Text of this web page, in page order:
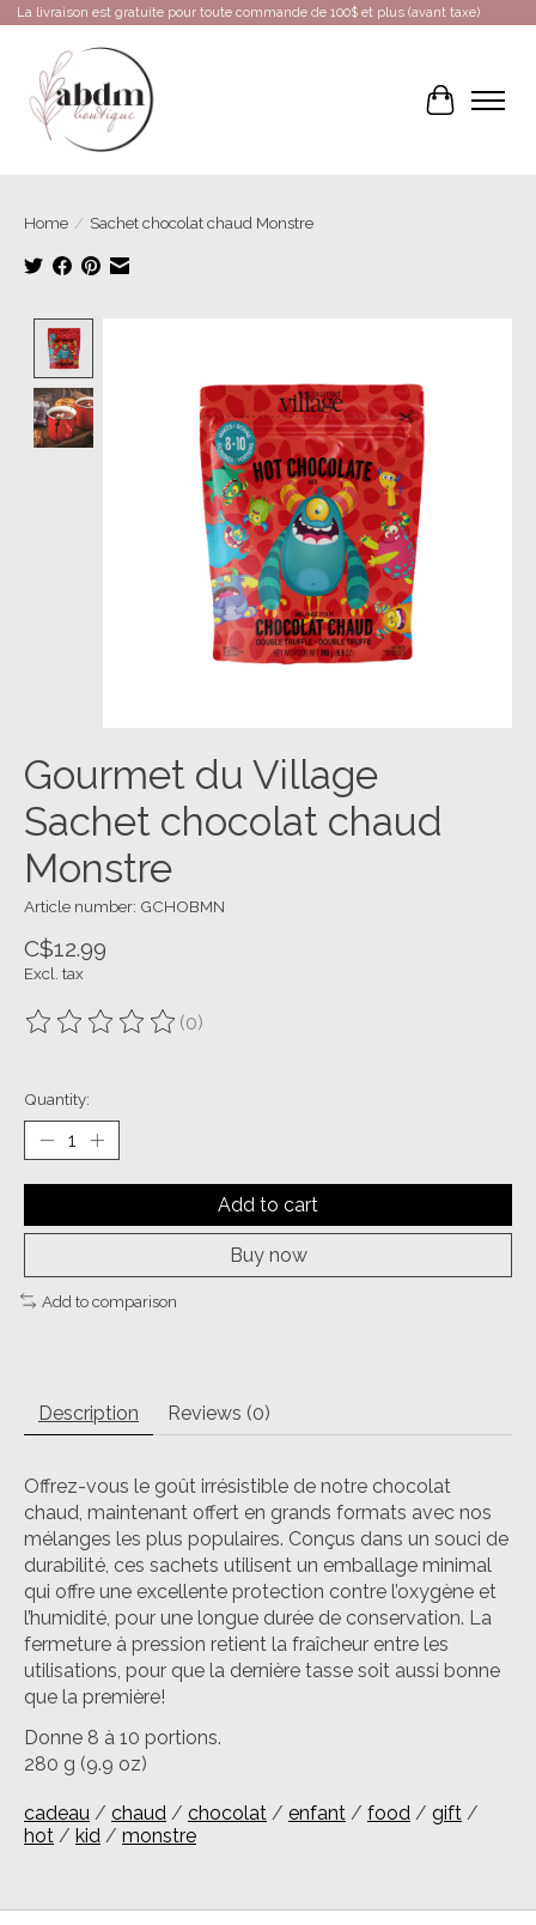
La livraison est gratuite pour toute commande de 100$ et plus (avant taxe)
Cart
Home / Sachet chocolat chaud Monstre
Gourmet du Village
Sachet chocolat chaud
Monstre
Article number: GCHOBMN
C$12.99
Excl. tax
The rating of this product is
(0)
Quantity:
Add to cart
Buy now
Add to comparison
Description Reviews (0)
Offrez-vous le goût irrésistible de notre chocolat
chaud, maintenant offert en grands formats avec nos
mélanges les plus populaires. Conçus dans un souci de
durabilité, ces sachets utilisent un emballage minimal
qui offre une excellente protection contre l’oxygène et
l’humidité, pour une longue durée de conservation. La
fermeture à pression retient la fraîcheur entre les
utilisations, pour que la dernière tasse soit aussi bonne
que la première!
Donne 8 à 10 portions.
280 g (9.9 oz)
cadeau / chaud / chocolat / enfant / food / gift /
hot / kid / monstre